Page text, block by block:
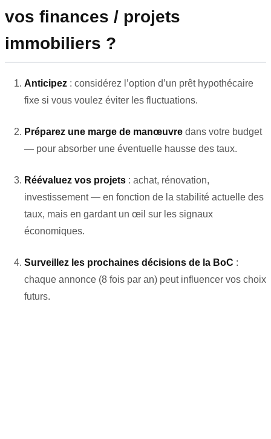
vos finances / projets
immobiliers ?
Anticipez : considérez l’option d’un prêt hypothécaire
fixe si vous voulez éviter les fluctuations.
Préparez une marge de manœuvre dans votre budget
— pour absorber une éventuelle hausse des taux.
Réévaluez vos projets : achat, rénovation,
investissement — en fonction de la stabilité actuelle des
taux, mais en gardant un œil sur les signaux
économiques.
Surveillez les prochaines décisions de la BoC :
chaque annonce (8 fois par an) peut influencer vos choix
futurs.